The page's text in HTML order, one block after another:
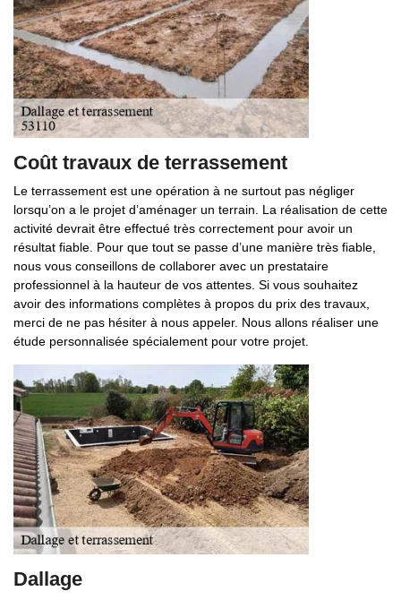
Coût travaux de terrassement
Le terrassement est une opération à ne surtout pas négliger
lorsqu’on a le projet d’aménager un terrain. La réalisation de cette
activité devrait être effectué très correctement pour avoir un
résultat fiable. Pour que tout se passe d’une manière très fiable,
nous vous conseillons de collaborer avec un prestataire
professionnel à la hauteur de vos attentes. Si vous souhaitez
avoir des informations complètes à propos du prix des travaux,
merci de ne pas hésiter à nous appeler. Nous allons réaliser une
étude personnalisée spécialement pour votre projet.
Dallage